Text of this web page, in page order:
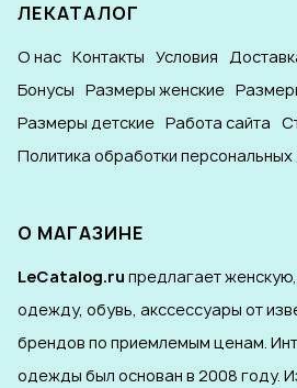
ЛЕКАТАЛОГ
О нас Контакты Условия
Бонусы Размеры женские
Размеры детские Работа сайта
Политика обработки
О МАГАЗИНЕ
LeCatalog.ru предлагает
одежду, обувь, акссессуары от
брендов по приемлемым ценам.
одежды был основан в 2008 году.